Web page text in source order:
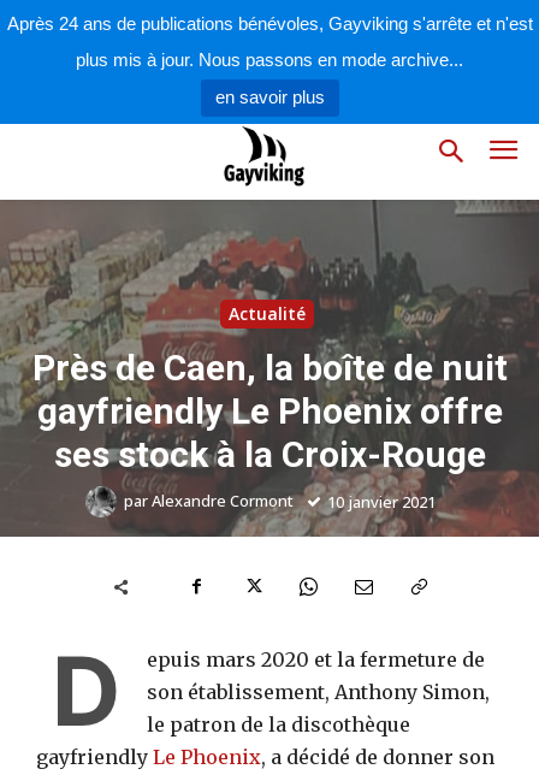
Après 24 ans de publications bénévoles, Gayviking s'arrête et n'est
plus mis à jour. Nous passons en mode archive...
en savoir plus
Actualité
Près de Caen, la boîte de nuit
gayfriendly Le Phoenix offre
ses stock à la Croix-Rouge
parAlexandre Cormont 10 janvier 2021
D
epuis mars 2020 et la fermeture de
son établissement, Anthony Simon,
le patron de la discothèque
gayfriendly Le Phoenix, a décidé de donner son